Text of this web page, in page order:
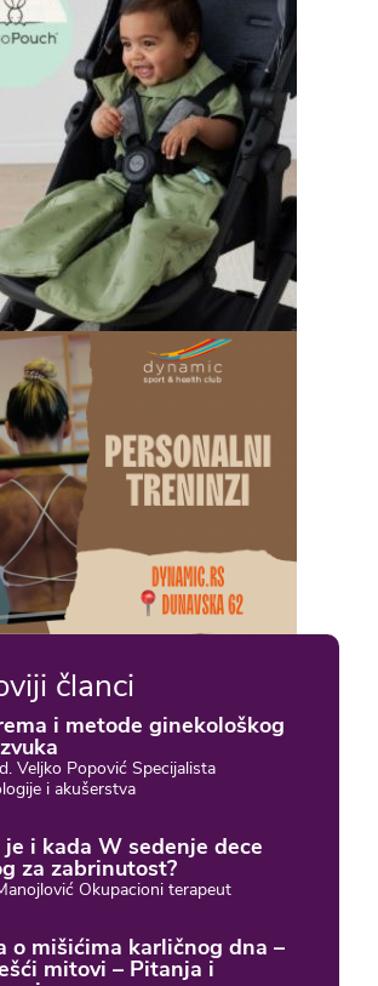
članci
i metode ginekološkog
Veljko Popović Specijalista
i akušerstva
je i kada W sedenje dece
za zabrinutost?
Okupacioni terapeut
o mišićima karličnog dna –
mitovi – Pitanja i